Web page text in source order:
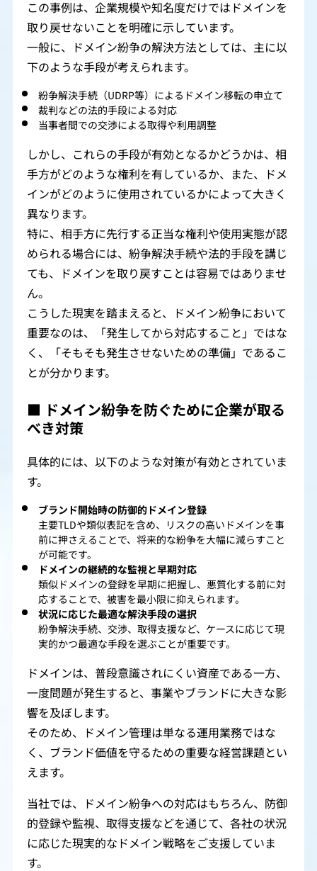
この事例は、企業規模や知名度だけではドメインを
取り戻せないことを明確に示しています。
一般に、ドメイン紛争の解決方法としては、主に以
下のような手段が考えられます。
紛争解決手続（UDRP等）によるドメイン移転の申立て
裁判などの法的手段による対応
当事者間での交渉による取得や利用調整
しかし、これらの手段が有効となるかどうかは、相
手方がどのような権利を有しているか、また、ドメ
インがどのように使用されているかによって大きく
異なります。
特に、相手方に先行する正当な権利や使用実態が認
められる場合には、紛争解決手続や法的手段を講じ
ても、ドメインを取り戻すことは容易ではありませ
ん。
こうした現実を踏まえると、ドメイン紛争において
重要なのは、「発生してから対応すること」ではな
く、「そもそも発生させないための準備」であるこ
とが分かります。
■ ドメイン紛争を防ぐために企業が取る
べき対策
具体的には、以下のような対策が有効とされていま
す。
ブランド開始時の防御的ドメイン登録
主要TLDや類似表記を含め、リスクの高いドメインを事
前に押さえることで、将来的な紛争を大幅に減らすこと
が可能です。
ドメインの継続的な監視と早期対応
類似ドメインの登録を早期に把握し、悪質化する前に対
応することで、被害を最小限に抑えられます。
状況に応じた最適な解決手段の選択
紛争解決手続、交渉、取得支援など、ケースに応じて現
実的かつ最適な手段を選ぶことが重要です。
ドメインは、普段意識されにくい資産である一方、
一度問題が発生すると、事業やブランドに大きな影
響を及ぼします。
そのため、ドメイン管理は単なる運用業務ではな
く、ブランド価値を守るための重要な経営課題とい
えます。
当社では、ドメイン紛争への対応はもちろん、防御
的登録や監視、取得支援などを通じて、各社の状況
に応じた現実的なドメイン戦略をご支援していま
す。